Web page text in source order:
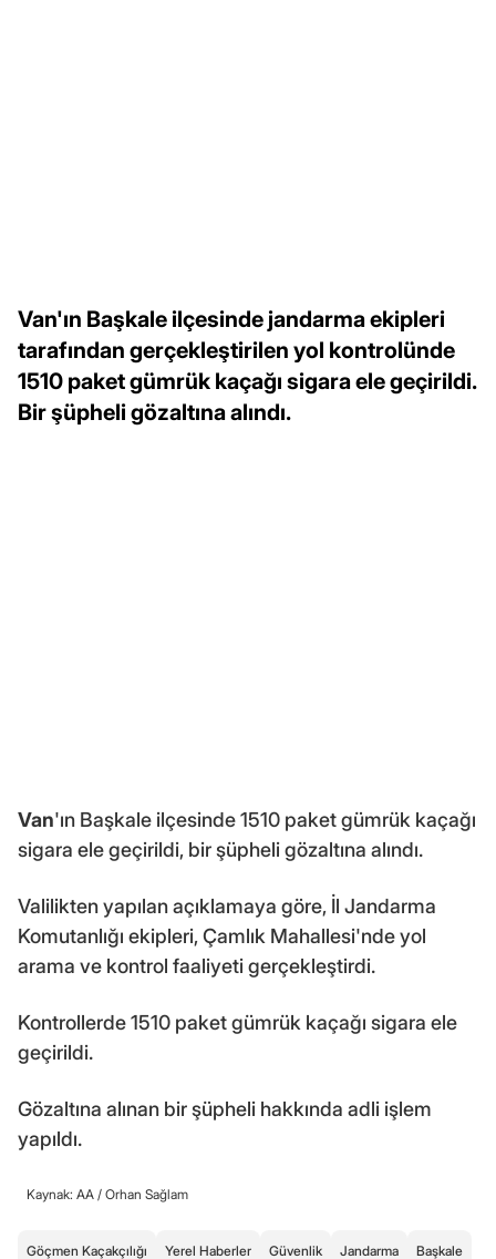
Van'ın Başkale ilçesinde jandarma ekipleri
tarafından gerçekleştirilen yol kontrolünde
1510 paket gümrük kaçağı sigara ele geçirildi.
Bir şüpheli gözaltına alındı.
Van'ın Başkale ilçesinde 1510 paket gümrük kaçağı
sigara ele geçirildi, bir şüpheli gözaltına alındı.
Valilikten yapılan açıklamaya göre, İl Jandarma
Komutanlığı ekipleri, Çamlık Mahallesi'nde yol
arama ve kontrol faaliyeti gerçekleştirdi.
Kontrollerde 1510 paket gümrük kaçağı sigara ele
geçirildi.
Gözaltına alınan bir şüpheli hakkında adli işlem
yapıldı.
Kaynak: AA / Orhan Sağlam
Göçmen Kaçakçılığı Yerel Haberler Güvenlik Jandarma Başkale